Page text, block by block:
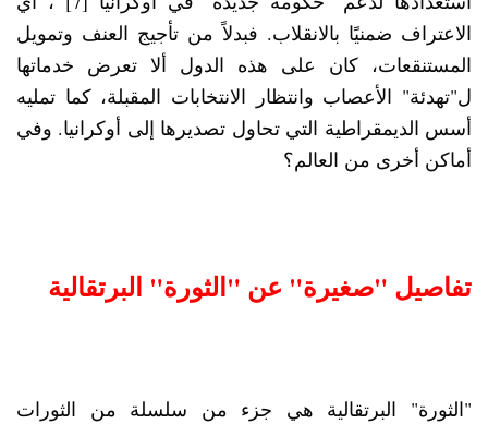
الاعتراف ضمنيًا بالانقلاب. فبدلاً من تأجيج العنف وتمويل
المستنقعات، كان على هذه الدول ألا تعرض خدماتها
ل"تهدئة" الأعصاب وانتظار الانتخابات المقبلة، كما تمليه
أسس الديمقراطية التي تحاول تصديرها إلى أوكرانيا. وفي
أماكن أخرى من العالم؟
تفاصيل "صغيرة" عن "الثورة" البرتقالية
"الثورة" البرتقالية هي جزء من سلسلة من الثورات